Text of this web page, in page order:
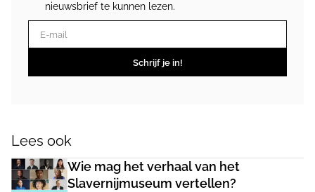
nieuwsbrief te kunnen lezen.
E-mail
Schrijf je in!
Lees ook
Wie mag het verhaal van het
Slavernijmuseum vertellen?